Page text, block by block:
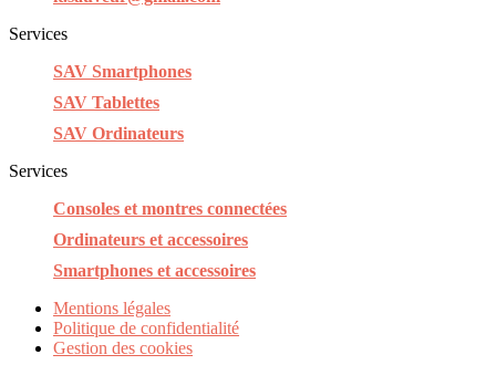
Services
SAV Smartphones
SAV Tablettes
SAV Ordinateurs
Services
Consoles et montres connectées
Ordinateurs et accessoires
Smartphones et accessoires
Mentions légales
Politique de confidentialité
Gestion des cookies